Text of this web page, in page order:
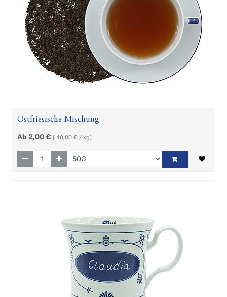
Ostfriesische Mischung
Ab 2,00€ ( 40,00 € / kg)